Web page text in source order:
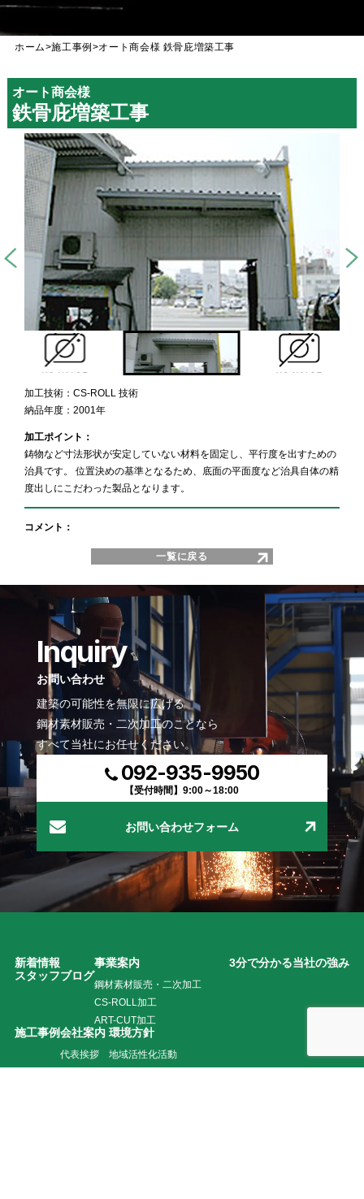
ホーム>施工事例>オート商会様 鉄骨庇増築工事
オート商会様
鉄骨庇増築工事
加工技術：CS-ROLL 技術
納品年度：2001年
加工ポイント：
鋳物など寸法形状が安定していない材料を固定し、平行度を出すための
治具です。 位置決めの基準となるため、底面の平面度など治具自体の精
度出しにこだわった製品となります。
コメント：
一覧に戻る
Inquiry
お問い合わせ
建築の可能性を無限に広げる
鋼材素材販売・二次加工のことなら
すべて当社にお任せください。
092-935-9950
【受付時間】9:00～18:00
お問い合わせフォーム
新着情報
スタッフブログ
事業案内
鋼材素材販売・二次加工
CS-ROLL加工
ART-CUT加工
3分で分かる当社の強み
施工事例会社案内
代表挨拶
環境方針
地域活性化活動